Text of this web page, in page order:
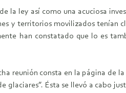
la ley así como una acuciosa
y territorios movilizados tenían
han constatado que lo es
reunión consta en la página de
Ésta se llevó a cabo